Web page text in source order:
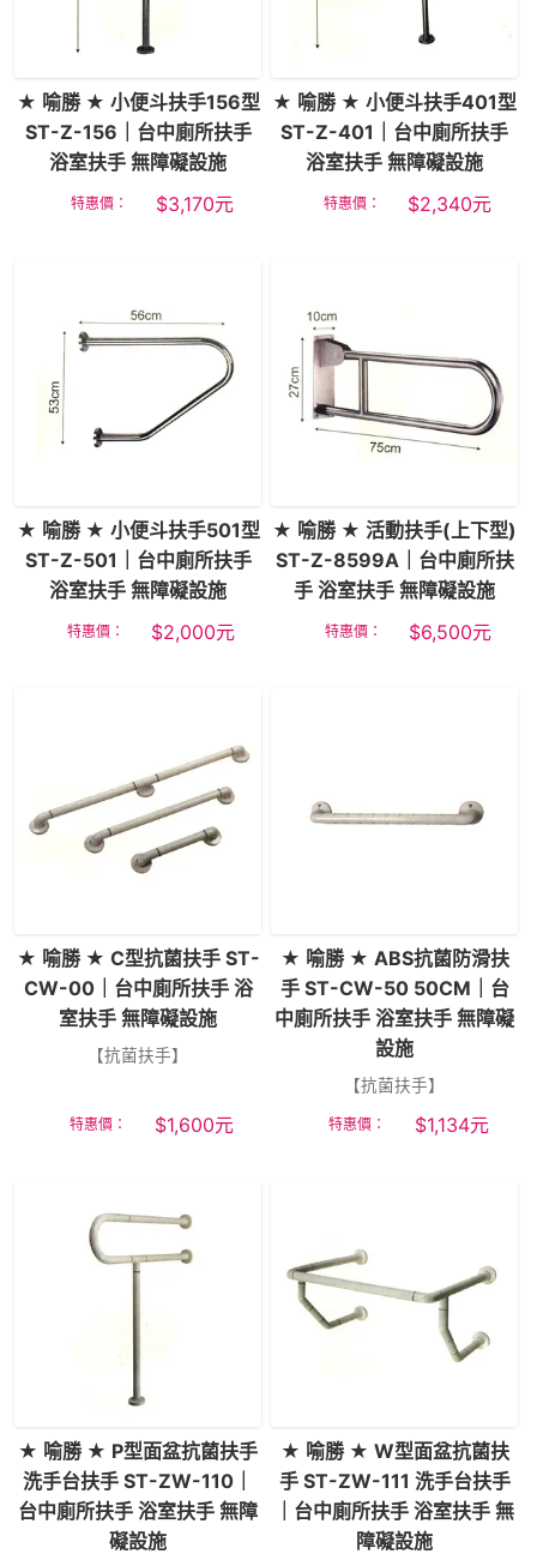
★ 喻勝 ★ 小便斗扶手156型
ST-Z-156｜台中廁所扶手
浴室扶手 無障礙設施
特惠價： $3,170元
★ 喻勝 ★ 小便斗扶手401型
ST-Z-401｜台中廁所扶手
浴室扶手 無障礙設施
特惠價： $2,340元
★ 喻勝 ★ 小便斗扶手501型
ST-Z-501｜台中廁所扶手
浴室扶手 無障礙設施
特惠價： $2,000元
★ 喻勝 ★ 活動扶手(上下型)
ST-Z-8599A｜台中廁所扶
手 浴室扶手 無障礙設施
特惠價： $6,500元
★ 喻勝 ★ C型抗菌扶手 ST-
CW-00｜台中廁所扶手 浴
室扶手 無障礙設施
【抗菌扶手】
特惠價： $1,600元
★ 喻勝 ★ ABS抗菌防滑扶
手 ST-CW-50 50CM｜台
中廁所扶手 浴室扶手 無障礙
設施
【抗菌扶手】
特惠價： $1,134元
★ 喻勝 ★ P型面盆抗菌扶手
洗手台扶手 ST-ZW-110｜
台中廁所扶手 浴室扶手 無障
礙設施
★ 喻勝 ★ W型面盆抗菌扶
手 ST-ZW-111 洗手台扶手
｜台中廁所扶手 浴室扶手 無
障礙設施